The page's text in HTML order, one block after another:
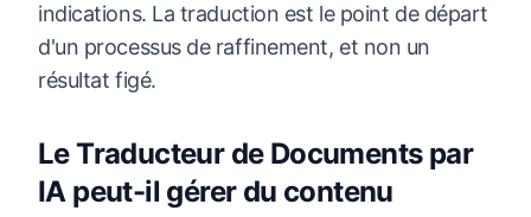
indications. La traduction est le point de départ
d'un processus de raffinement, et non un
résultat figé.
Le Traducteur de Documents par
IA peut-il gérer du contenu